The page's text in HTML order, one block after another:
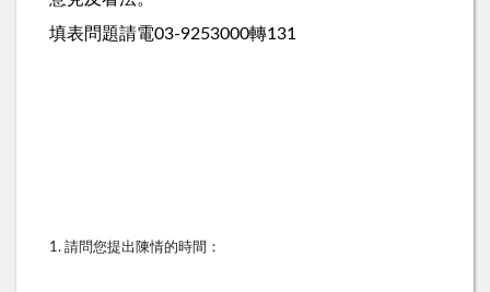
填表問題請電03-9253000轉131
1. 請問您提出陳情的時間：